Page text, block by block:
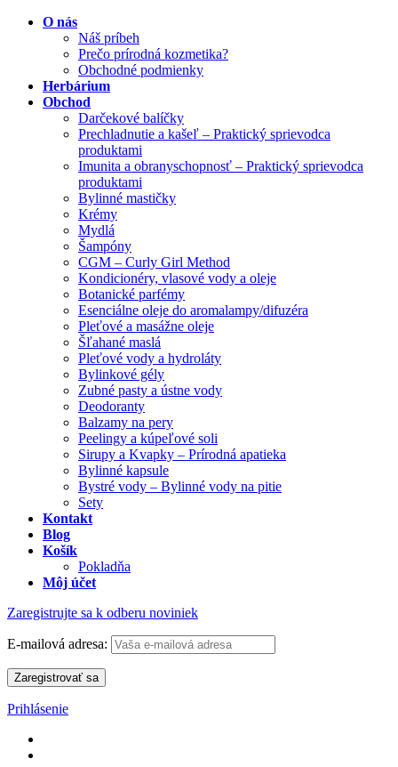
O nás
Náš príbeh
Prečo prírodná kozmetika?
Obchodné podmienky
Herbárium
Obchod
Darčekové balíčky
Prechladnutie a kašeľ – Praktický sprievodca
produktami
Imunita a obranyschopnosť – Praktický sprievodca
produktami
Bylinné mastičky
Krémy
Mydlá
Šampóny
CGM – Curly Girl Method
Kondicionéry, vlasové vody a oleje
Botanické parfémy
Esenciálne oleje do aromalampy/difuzéra
Pleťové a masážne oleje
Šľahané maslá
Pleťové vody a hydroláty
Bylinkové gély
Zubné pasty a ústne vody
Deodoranty
Balzamy na pery
Peelingy a kúpeľové soli
Sirupy a Kvapky – Prírodná apatieka
Bylinné kapsule
Bystré vody – Bylinné vody na pitie
Sety
Kontakt
Blog
Košík
Pokladňa
Môj účet
Zaregistrujte sa k odberu noviniek
E-mailová adresa:
Prihlásenie